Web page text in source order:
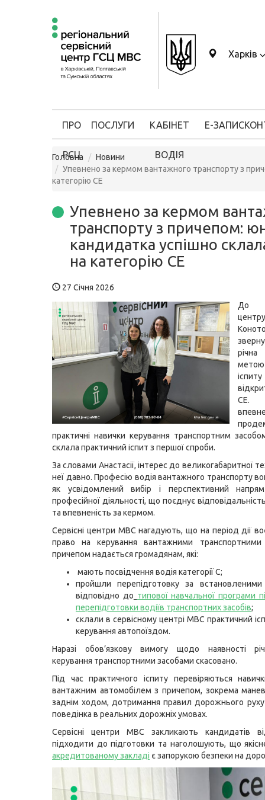
Харків
ПРО
РСЦ
ПОСЛУГИ КАБІНЕТ
ВОДІЯ
Е-ЗАПИС
Головна
Новини
Упевнено за кермом вантажного транспорту з
категорію CE
Упевнено за кермом
транспорту з причепом:
кандидатка успішно
на категорію CE
27 Січня 2026
До
річна
СЕ.
практичні навички керування транспортним
склала практичний іспит з першої спроби.
За словами Анастасії, інтерес до великогабаритної
неї давно. Професію водія вантажного транспорту
як усвідомлений вибір і перспективний
професійної діяльності, що поєднує
та впевненість за кермом.
Сервісні центри МВС нагадують, що на період дії
право на керування вантажними
причепом надається громадянам, які:
мають посвідчення водія категорії С;
пройшли перепідготовку за
відповідно до типової навчальної програми
перепідготовки водіїв транспортних засобів;
склали в сервісному центрі МВС практичний
керування автопоїздом.
Наразі обов’язкову вимогу щодо наявності
керування транспортними засобами скасовано.
Під час практичного іспиту перевіряються
вантажним автомобілем з причепом, зокрема
заднім ходом, дотримання правил дорожнього
поведінка в реальних дорожніх умовах.
Сервісні центри МВС закликають кандидатів
підходити до підготовки та наголошують, що
акредитованому закладі є запорукою безпеки на